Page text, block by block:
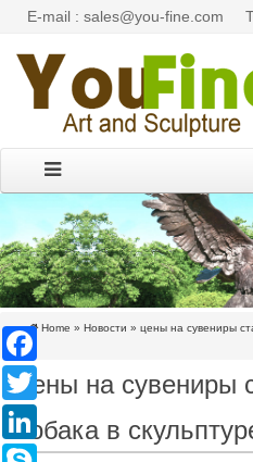
E-mail : sales@you-fine.com
Home » Новости » цены на сувениры
цены на сувениры
собака в
Facebook
Skype